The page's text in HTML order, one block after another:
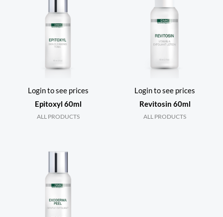
Login to see prices
Epitoxyl 60ml
ALL PRODUCTS
Login to see prices
Revitosin 60ml
ALL PRODUCTS